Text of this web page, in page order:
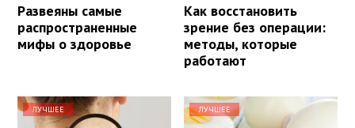
Развеяны самые
распространенные
мифы о здоровье
Как восстановить
зрение без операции:
методы, которые
работают
ЛУЧШЕЕ ЛУЧШЕЕ